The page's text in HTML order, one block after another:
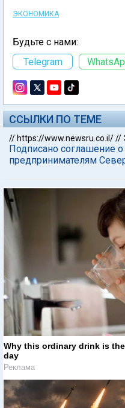
ЭКОНОМИКА
Будьте с нами:
Telegram
ССЫЛКИ ПО ТЕМЕ
// https://www.newsru.co.il///
Подписано соглашение
предпринимателям
Why this ordinary drink is
day
Реклама